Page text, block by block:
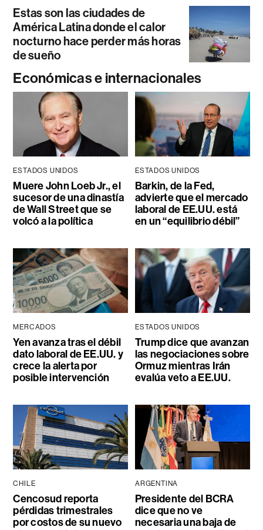
Estas son las ciudades de
América Latina donde el calor
nocturno hace perder más horas
de sueño
Económicas e internacionales
ESTADOS UNIDOS
Muere John Loeb Jr., el
sucesor de una dinastía
de Wall Street que se
volcó a la política
ESTADOS UNIDOS
Barkin, de la Fed,
advierte que el mercado
laboral de EE.UU. está
en un “equilibrio débil”
MERCADOS
Yen avanza tras el débil
dato laboral de EE.UU. y
crece la alerta por
posible intervención
ESTADOS UNIDOS
Trump dice que avanzan
las negociaciones sobre
Ormuz mientras Irán
evalúa veto a EE.UU.
CHILE
Cencosud reporta
pérdidas trimestrales
por costos de su nuevo
ARGENTINA
Presidente del BCRA
dice que no ve
necesaria una baja de